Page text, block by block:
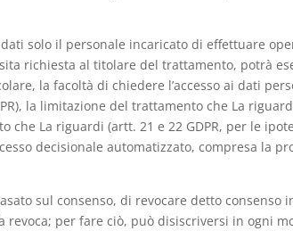
solo il personale incaricato di effettuare
richiesta al titolare del trattamento, potrà
la facoltà di chiedere l’accesso ai dati
la limitazione del trattamento che La
che La riguardi (artt. 21 e 22 GDPR, per le
decisionale automatizzato, compresa la
sul consenso, di revocare detto consenso
per fare ciò, può disiscriversi in ogni